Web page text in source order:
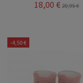
18,00 € 20,95 €
-4,50 €